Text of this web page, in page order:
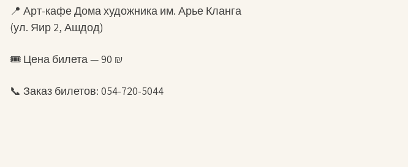
📍 Арт-кафе Дома художника им. Арье Кланга
(ул. Яир 2, Ашдод)
🎟 Цена билета — 90 ₪
📞 Заказ билетов: 054-720-5044